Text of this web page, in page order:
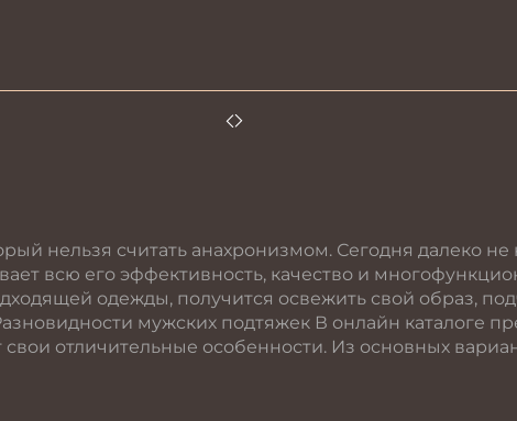
нельзя считать анахронизмом. Сегодня далеко
всю его эффективность, качество и
одежды, получится освежить свой образ,
мужских подтяжек В онлайн каталоге
отличительные особенности. Из основных